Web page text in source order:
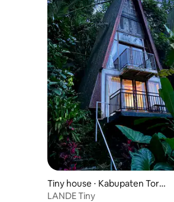
Tiny house ⋅ Kabupaten Toraj
a Utara
LANDE Tiny